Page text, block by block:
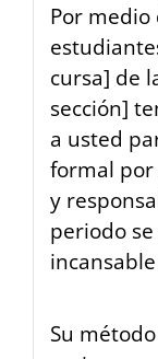
Por
cursa] de
sección]
a usted
formal por
y
periodo
Su